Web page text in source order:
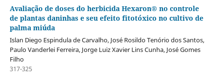
Avaliação de doses do herbicida Hexaron® no controle
de plantas daninhas e seu efeito fitotóxico no cultivo de
palma miúda
Islan Diego Espindula de Carvalho, José Rosildo Tenório dos Santos,
Paulo Vanderlei Ferreira, Jorge Luiz Xavier Lins Cunha, José Gomes
Filho
317-325